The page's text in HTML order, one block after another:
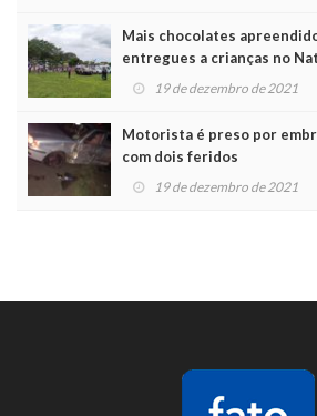
Mais chocolates
entregues a crianças no
19 de dezembro de 2021
Motorista é preso por
com dois feridos
19 de dezembro de 2021